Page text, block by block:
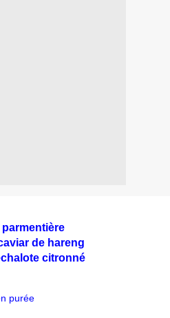
de hareng
citronné
purée